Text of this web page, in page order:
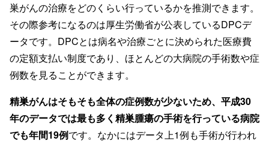
巣がんの治療をどのくらい行っているかを推測できます。
その際参考になるのは厚生労働省が公表しているDPCデ
ータです。DPCとは病名や治療ごとに決められた医療費
の定額支払い制度であり、ほとんどの大病院の手術数や症
例数を見ることができます。
精巣がんはそもそも全体の症例数が少ないため、平成30
年のデータでは最も多く精巣腫瘍の手術を行っている病院
でも年間19例です。なかにはデータ上1例も手術が行われ